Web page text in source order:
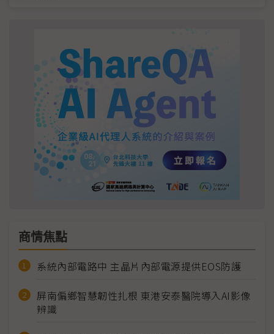
商情焦點
系統內部電路中 主晶片內部電源提供EOS防護
屏南偏鄉智慧韌性扎根 東港安泰醫院導入AI影像
辨識